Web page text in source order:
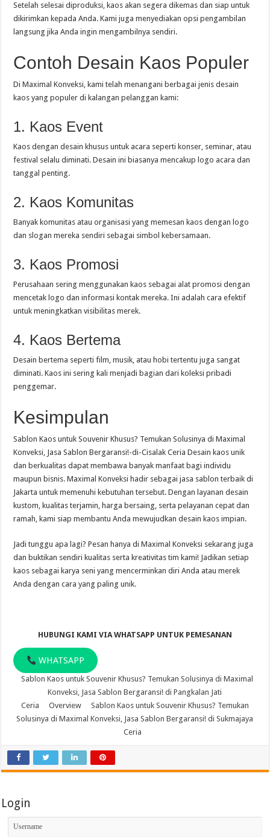
Setelah selesai diproduksi, kaos akan segera dikemas dan siap untuk
dikirimkan kepada Anda. Kami juga menyediakan opsi pengambilan
langsung jika Anda ingin mengambilnya sendiri.
Contoh Desain Kaos Populer
Di Maximal Konveksi, kami telah menangani berbagai jenis desain
kaos yang populer di kalangan pelanggan kami:
1. Kaos Event
Kaos dengan desain khusus untuk acara seperti konser, seminar, atau
festival selalu diminati. Desain ini biasanya mencakup logo acara dan
tanggal penting.
2. Kaos Komunitas
Banyak komunitas atau organisasi yang memesan kaos dengan logo
dan slogan mereka sendiri sebagai simbol kebersamaan.
3. Kaos Promosi
Perusahaan sering menggunakan kaos sebagai alat promosi dengan
mencetak logo dan informasi kontak mereka. Ini adalah cara efektif
untuk meningkatkan visibilitas merek.
4. Kaos Bertema
Desain bertema seperti film, musik, atau hobi tertentu juga sangat
diminati. Kaos ini sering kali menjadi bagian dari koleksi pribadi
penggemar.
Kesimpulan
Sablon Kaos untuk Souvenir Khusus? Temukan Solusinya di Maximal
Konveksi, Jasa Sablon Bergaransi!-di-Cisalak Ceria Desain kaos unik
dan berkualitas dapat membawa banyak manfaat bagi individu
maupun bisnis. Maximal Konveksi hadir sebagai jasa sablon terbaik di
Jakarta untuk memenuhi kebutuhan tersebut. Dengan layanan desain
kustom, kualitas terjamin, harga bersaing, serta pelayanan cepat dan
ramah, kami siap membantu Anda mewujudkan desain kaos impian.
Jadi tunggu apa lagi? Pesan hanya di Maximal Konveksi sekarang juga
dan buktikan sendiri kualitas serta kreativitas tim kami! Jadikan setiap
kaos sebagai karya seni yang mencerminkan diri Anda atau merek
Anda dengan cara yang paling unik.
HUBUNGI KAMI VIA WHATSAPP UNTUK PEMESANAN
WHATSAPP
Sablon Kaos untuk Souvenir Khusus? Temukan Solusinya di Maximal
Konveksi, Jasa Sablon Bergaransi! di Pangkalan Jati
Ceria
Overview
Sablon Kaos untuk Souvenir Khusus? Temukan
Solusinya di Maximal Konveksi, Jasa Sablon Bergaransi! di Sukmajaya
Ceria
Login